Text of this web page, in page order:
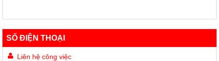
SỐ ĐIỆN THOẠI
Liên hệ công việc